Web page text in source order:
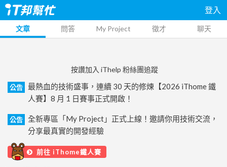
登入
文章 問答 My Project 徵才 聊天
按讚加入 iThelp 粉絲團追蹤
公告
最熱血的技術盛事，連續 30 天的修煉【2026 iThome 鐵
人賽】8 月 1 日賽事正式開啟！
公告
全新專區「My Project」正式上線！邀請你用技術交流，
分享最真實的開發經驗
前往 iThome鐵人賽